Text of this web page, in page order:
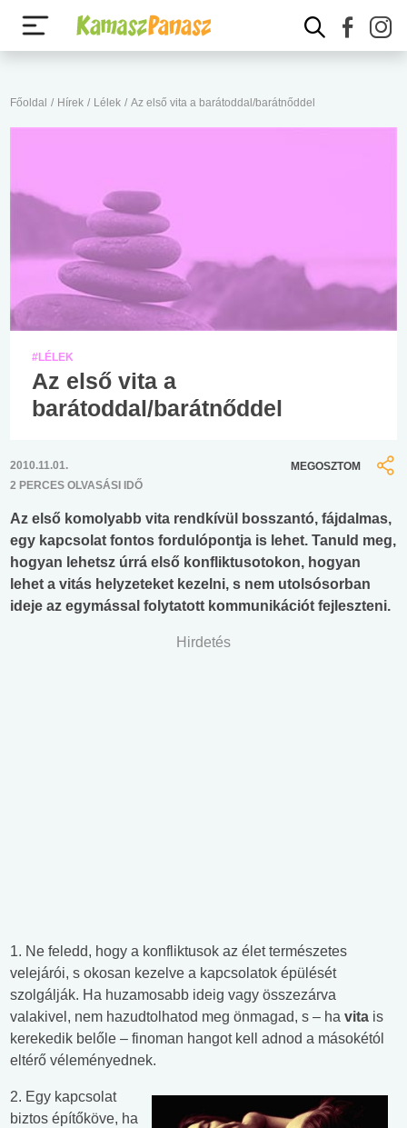
Főoldal / Hírek / Lélek / Az első vita a barátoddal/barátnőddel
#LÉLEK
Az első vita a
barátoddal/barátnőddel
2010.11.01.
2 PERCES OLVASÁSI IDŐ
MEGOSZTOM
Az első komolyabb vita rendkívül bosszantó, fájdalmas,
egy kapcsolat fontos fordulópontja is lehet. Tanuld meg,
hogyan lehetsz úrrá első konfliktusotokon, hogyan
lehet a vitás helyzeteket kezelni, s nem utolsósorban
ideje az egymással folytatott kommunikációt fejleszteni.
Hirdetés
1. Ne feledd, hogy a konfliktusok az élet természetes
velejárói, s okosan kezelve a kapcsolatok épülését
szolgálják. Ha huzamosabb ideig vagy összezárva
valakivel, nem hazudtolhatod meg önmagad, s – ha vita is
kerekedik belőle – finoman hangot kell adnod a másokétól
eltérő véleményednek.
2. Egy kapcsolat
biztos építőköve, ha